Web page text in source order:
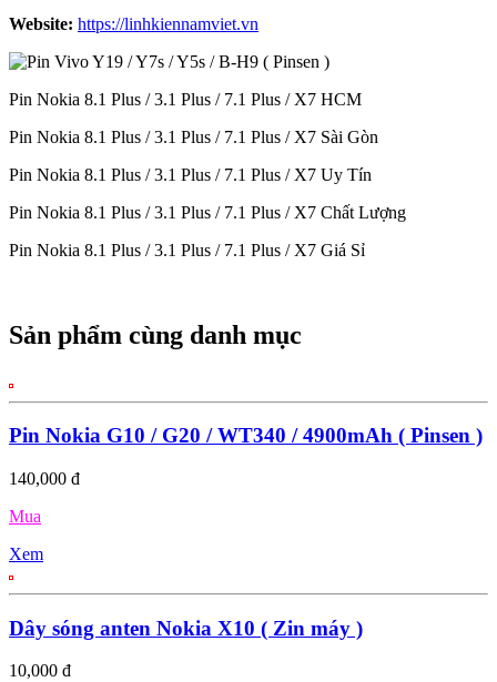
Website: https://linhkiennamviet.vn
Pin Nokia 8.1 Plus / 3.1 Plus / 7.1 Plus / X7 HCM
Pin Nokia 8.1 Plus / 3.1 Plus / 7.1 Plus / X7 Sài Gòn
Pin Nokia 8.1 Plus / 3.1 Plus / 7.1 Plus / X7 Uy Tín
Pin Nokia 8.1 Plus / 3.1 Plus / 7.1 Plus / X7 Chất Lượng
Pin Nokia 8.1 Plus / 3.1 Plus / 7.1 Plus / X7 Giá Sỉ
Sản phẩm cùng danh mục
Pin Nokia G10 / G20 / WT340 / 4900mAh ( Pinsen )
140,000 đ
Mua
Xem
Dây sóng anten Nokia X10 ( Zin máy )
10,000 đ